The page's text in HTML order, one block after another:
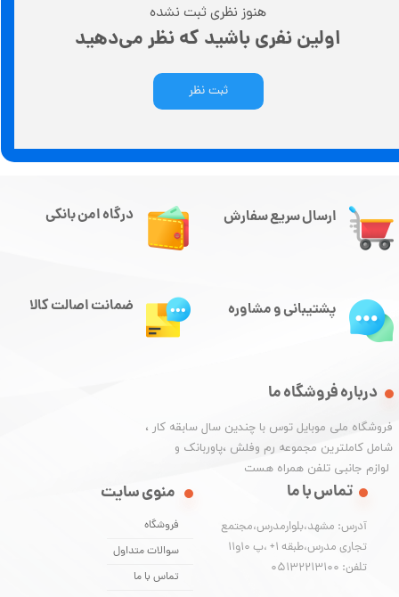
هنوز نظری ثبت نشده
اولین نفری باشید که نظر می‌دهید
ثبت نظر
ارسال سریع سفارش
درباره فروشگاه ما
​فروشگاه ملی موبایل توس با چندین سال سابقه کار ،
شامل کاملترین مجموعه رم وفلش ،پاوربانک و
​​​​​​​ لوازم جانبی تلفن همراه هست
منوی سایت
فروشگاه
سوالات متداول
تماس با ما
تماس با ما
آدرس: مشهد،بلوارمدرس،مجتمع
تجاری مدرس،طبقه 1+ ،پ 10و11
تلفن: 05132213100
درگاه امن بانکی
پشتیبانی و مشاوره ضمانت اصالت کالا